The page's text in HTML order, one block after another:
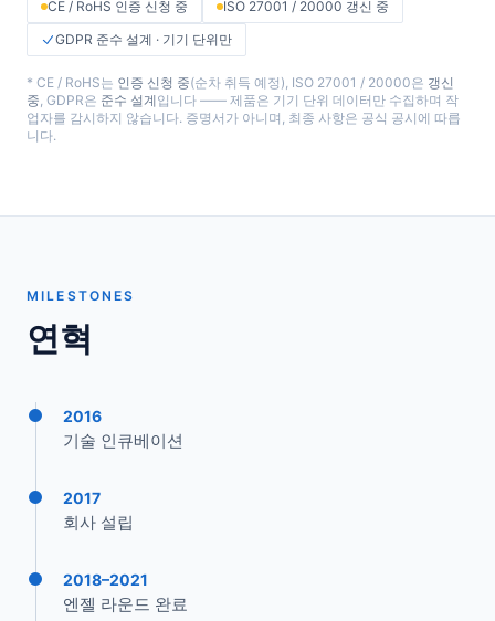
CE / RoHS 인증 신청 중
ISO 27001 / 20000 갱신 중
GDPR 준수 설계 · 기기 단위만
* CE / RoHS는 인증 신청 중(순차 취득 예정), ISO 27001 / 20000은 갱신
중, GDPR은 준수 설계입니다 —— 제품은 기기 단위 데이터만 수집하며 작
업자를 감시하지 않습니다. 증명서가 아니며, 최종 사항은 공식 공시에 따릅
니다.
MILESTONES
연혁
2016
기술 인큐베이션
2017
회사 설립
2018–2021
엔젤 라운드 완료